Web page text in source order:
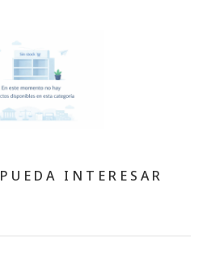
INTERESAR